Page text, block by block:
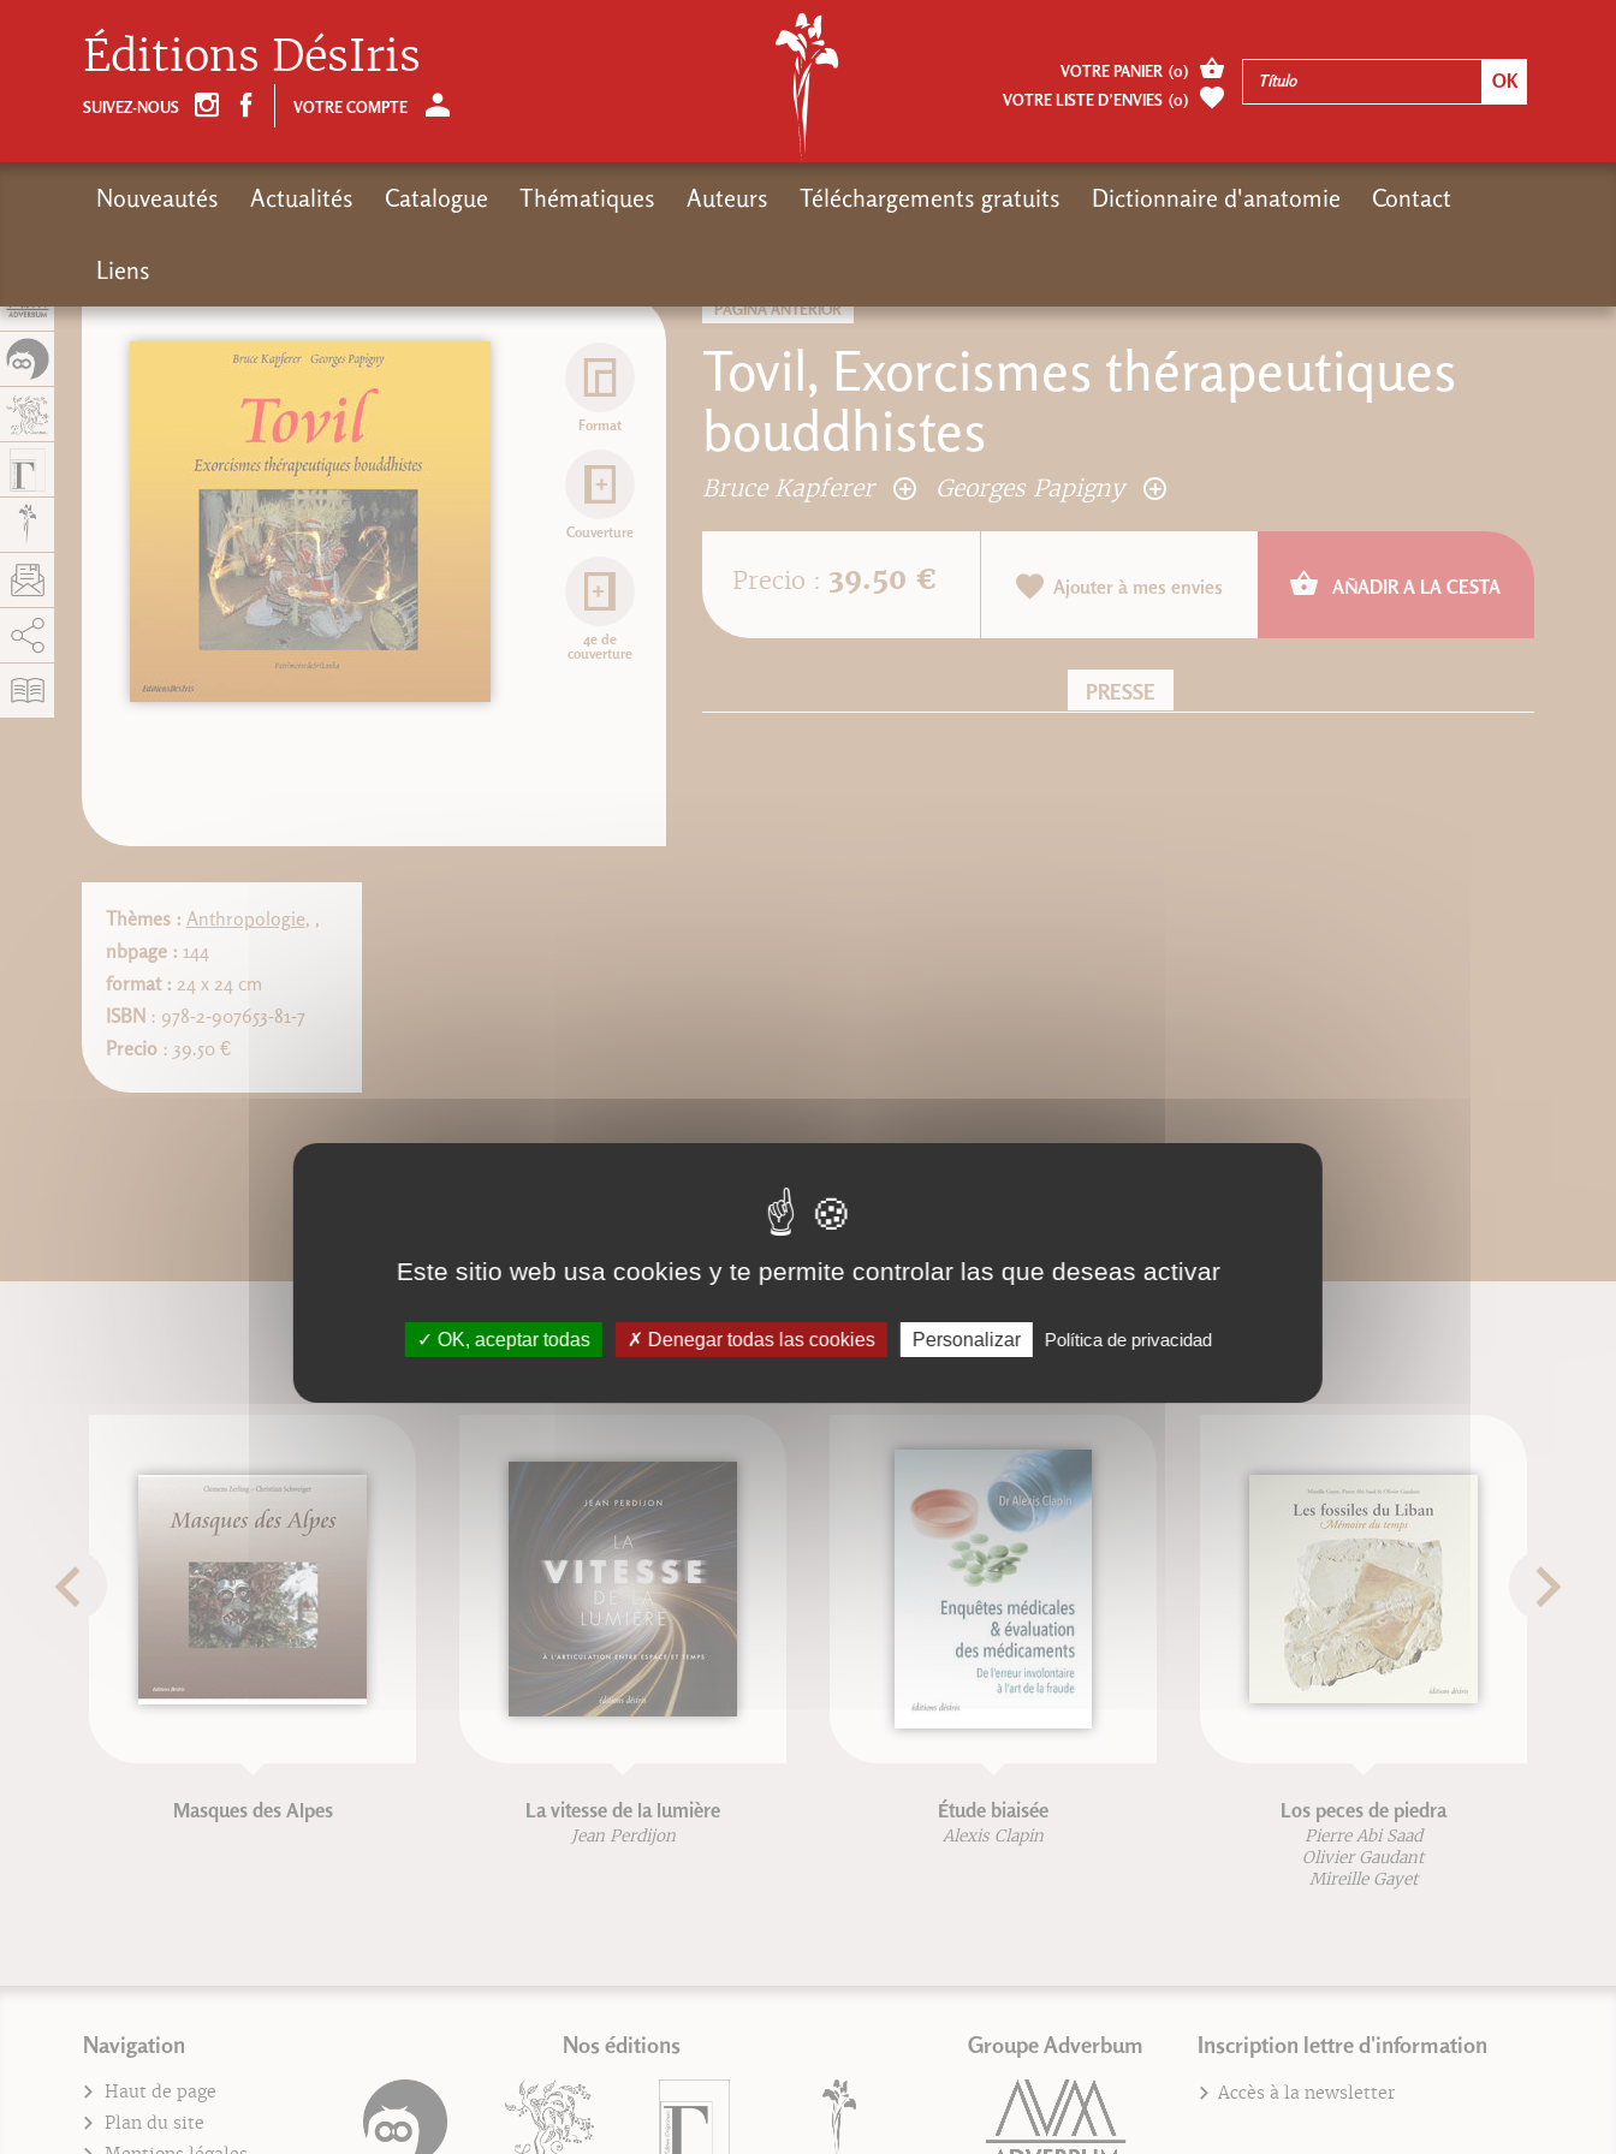
PÁGINA ANTERIOR
Tovil, Exorcismes thérapeutiques
bouddhistes
Bruce Kapferer Georges Papigny
Format
Couverture
4e de
couverture
Thèmes : Anthropologie, ,
nbpage : 144
format : 24 x 24 cm
ISBN : 978-2-907653-81-7
Precio: 39.50 €
Precio : 39.50 € Ajouter à mes envies AÑADIR A LA CESTA
PRESSE
LIVRES ASSOCIÉS
Masques des Alpes La vitesse de la lumière
Jean Perdijon
Étude biaisée
Alexis Clapin
Los peces de piedra
Pierre Abi Saad
Olivier Gaudant
Mireille Gayet
Navigation
Haut de page
Plan du site
Nos éditions Groupe Adverbum Inscription lettre d'information
Accès à la newsletter
Éditions DésIris
SUIVEZ-NOUS VOTRE COMPTE
VOTRE PANIER (0)
VOTRE LISTE D’ENVIES (0)
Nouveautés Actualités Catalogue Thématiques Auteurs Téléchargements gratuits Dictionnaire d'anatomie Contact
Liens
Permitir
Este sitio web usa cookies y te permite controlar las que deseas activar
OK, aceptar todas Denegar todas las cookies Personalizar Política de privacidad